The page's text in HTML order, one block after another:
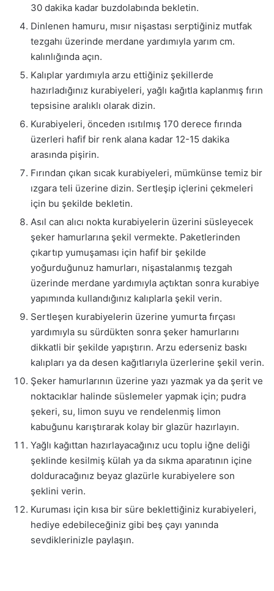
30 dakika kadar buzdolabında bekletin.
Dinlenen hamuru, mısır nişastası serptiğiniz mutfak
tezgahı üzerinde merdane yardımıyla yarım cm.
kalınlığında açın.
Kalıplar yardımıyla arzu ettiğiniz şekillerde
hazırladığınız kurabiyeleri, yağlı kağıtla kaplanmış fırın
tepsisine aralıklı olarak dizin.
Kurabiyeleri, önceden ısıtılmış 170 derece fırında
üzerleri hafif bir renk alana kadar 12-15 dakika
arasında pişirin.
Fırından çıkan sıcak kurabiyeleri, mümkünse temiz bir
ızgara teli üzerine dizin. Sertleşip içlerini çekmeleri
için bu şekilde bekletin.
Asıl can alıcı nokta kurabiyelerin üzerini süsleyecek
şeker hamurlarına şekil vermekte. Paketlerinden
çıkartıp yumuşaması için hafif bir şekilde
yoğurduğunuz hamurları, nişastalanmış tezgah
üzerinde merdane yardımıyla açtıktan sonra kurabiye
yapımında kullandığınız kalıplarla şekil verin.
Sertleşen kurabiyelerin üzerine yumurta fırçası
yardımıyla su sürdükten sonra şeker hamurlarını
dikkatli bir şekilde yapıştırın. Arzu ederseniz baskı
kalıpları ya da desen kağıtlarıyla üzerlerine şekil verin.
Şeker hamurlarının üzerine yazı yazmak ya da şerit ve
noktacıklar halinde süslemeler yapmak için; pudra
şekeri, su, limon suyu ve rendelenmiş limon
kabuğunu karıştırarak kolay bir glazür hazırlayın.
Yağlı kağıttan hazırlayacağınız ucu toplu iğne deliği
şeklinde kesilmiş külah ya da sıkma aparatının içine
dolduracağınız beyaz glazürle kurabiyelere son
şeklini verin.
Kuruması için kısa bir süre beklettiğiniz kurabiyeleri,
hediye edebileceğiniz gibi beş çayı yanında
sevdiklerinizle paylaşın.